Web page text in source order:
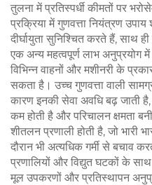
तुलना में प्रतिस्पर्धी कीमतों पर
प्रक्रिया में गुणवत्ता नियंत्रण
दीर्घायुता सुनिश्चित करते हैं, साथ
एक अन्य महत्वपूर्ण लाभ अनुप्रयोग
विभिन्न वाहनों और मशीनरी के
सकता है। उच्च गुणवत्ता वाली
कारण इनकी सेवा अवधि बढ़
कम होती है और परिचालन क्षमता
शीतलन प्रणाली होती है, जो
दौरान भी अत्यधिक गर्मी से बचाव
प्रणालियों और विद्युत घटकों के
मूल उपकरणों और प्रतिस्थापन